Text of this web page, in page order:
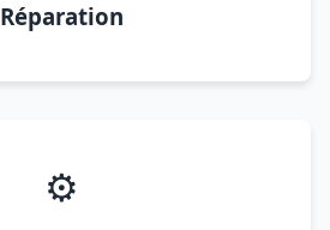
Réparation
⚙️